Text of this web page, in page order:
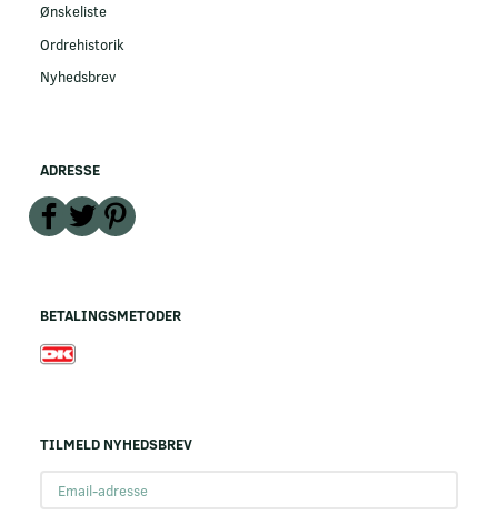
Ønskeliste
Ordrehistorik
Nyhedsbrev
ADRESSE
BETALINGSMETODER
TILMELD NYHEDSBREV
adresse